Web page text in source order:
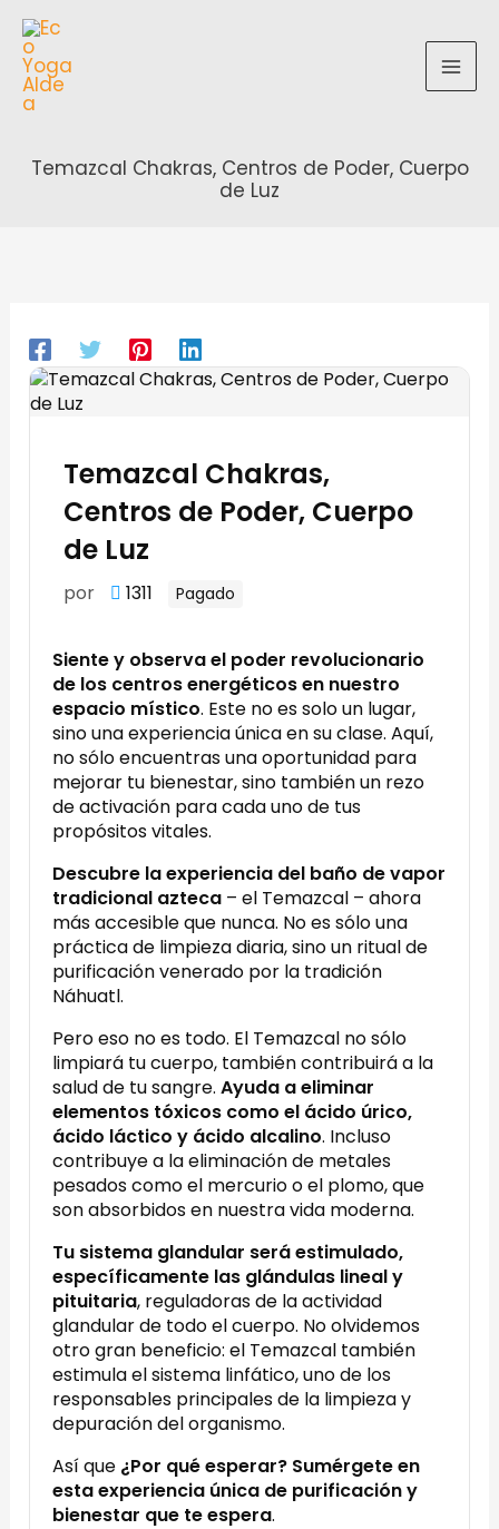
contenido
Temazcal Chakras, Centros de Poder, Cuerpo
de Luz
Temazcal Chakras,
Centros de Poder, Cuerpo
de Luz
por 1311 Pagado
Siente y observa el poder revolucionario
de los centros energéticos en nuestro
espacio místico. Este no es solo un lugar,
sino una experiencia única en su clase. Aquí,
no sólo encuentras una oportunidad para
mejorar tu bienestar, sino también un rezo
de activación para cada uno de tus
propósitos vitales.
Descubre la experiencia del baño de vapor
tradicional azteca – el Temazcal – ahora
más accesible que nunca. No es sólo una
práctica de limpieza diaria, sino un ritual de
purificación venerado por la tradición
Náhuatl.
Pero eso no es todo. El Temazcal no sólo
limpiará tu cuerpo, también contribuirá a la
salud de tu sangre.Ayuda a eliminar
elementos tóxicos como el ácido úrico,
ácido láctico y ácido alcalino. Incluso
contribuye a la eliminación de metales
pesados como el mercurio o el plomo, que
son absorbidos en nuestra vida moderna.
Tu sistema glandular será estimulado,
específicamente las glándulas lineal y
pituitaria, reguladoras de la actividad
glandular de todo el cuerpo. No olvidemos
otro gran beneficio: el Temazcal también
estimula el sistema linfático, uno de los
responsables principales de la limpieza y
depuración del organismo.
Así que ¿Por qué esperar? Sumérgete en
esta experiencia única de purificación y
bienestar que te espera.